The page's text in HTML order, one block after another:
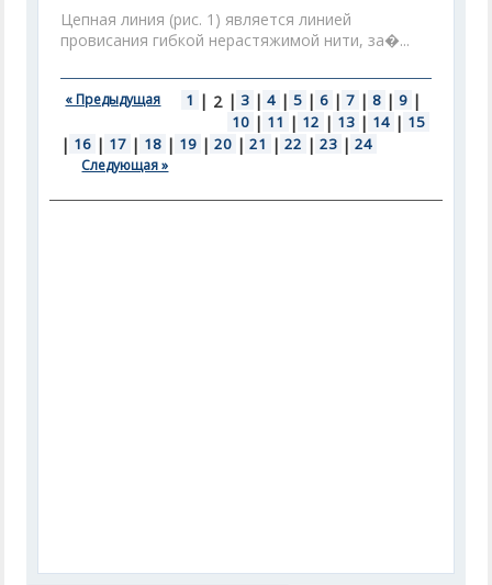
Цепная линия (рис. 1) является линией
провисания гибкой нерастяжимой нити, за�...
« Предыдущая 1 | 2 | 3 | 4 | 5 | 6 | 7 | 8 | 9 |
10 | 11 | 12 | 13 | 14 | 15
| 16 | 17 | 18 | 19 | 20 | 21 | 22 | 23 | 24
Следующая »